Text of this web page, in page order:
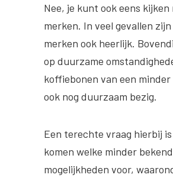
Nee, je kunt ook eens
merken. In veel gevallen
merken ook heerlijk.
op duurzame
koffiebonen van een
ook nog duurzaam bezig.
Een terechte vraag hierbij
komen welke minder
mogelijkheden voor,